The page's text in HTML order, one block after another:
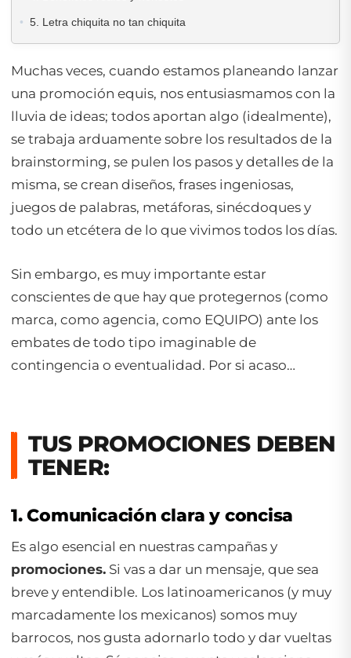
5. Letra chiquita no tan chiquita
Muchas veces, cuando estamos planeando lanzar
una promoción equis, nos entusiasmamos con la
lluvia de ideas; todos aportan algo (idealmente),
se trabaja arduamente sobre los resultados de la
brainstorming, se pulen los pasos y detalles de la
misma, se crean diseños, frases ingeniosas,
juegos de palabras, metáforas, sinécdoques y
todo un etcétera de lo que vivimos todos los días.
Sin embargo, es muy importante estar
conscientes de que hay que protegernos (como
marca, como agencia, como EQUIPO) ante los
embates de todo tipo imaginable de
contingencia o eventualidad. Por si acaso…
TUS PROMOCIONES DEBEN
TENER:
1. Comunicación clara y concisa
Es algo esencial en nuestras campañas y
promociones. Si vas a dar un mensaje, que sea
breve y entendible. Los latinoamericanos (y muy
marcadamente los mexicanos) somos muy
barrocos, nos gusta adornarlo todo y dar vueltas